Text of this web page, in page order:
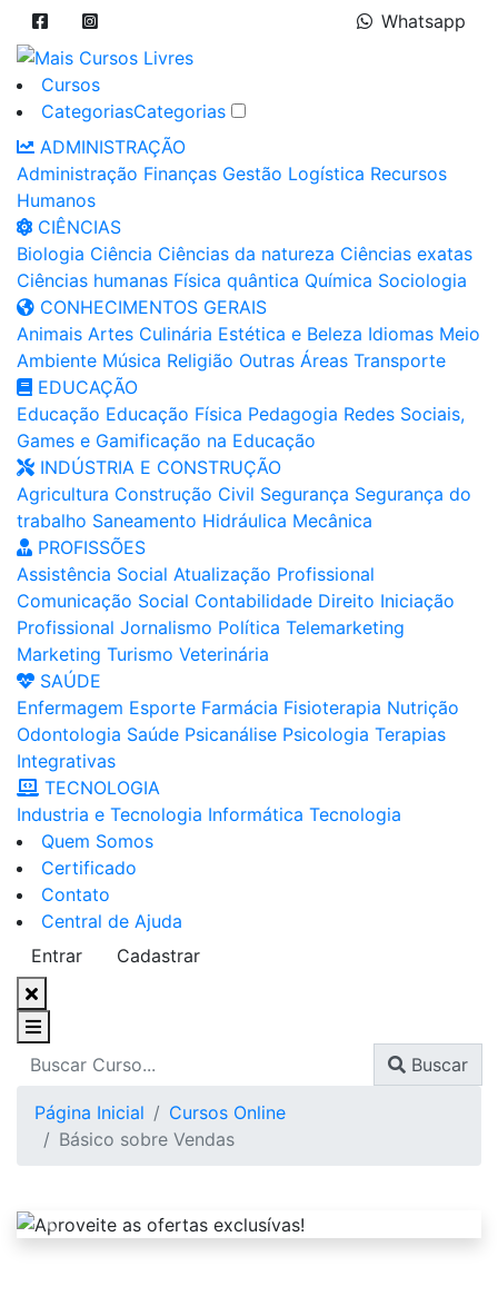
Whatsapp
Cursos
CategoriasCategorias
ADMINISTRAÇÃO
Administração Finanças Gestão Logística Recursos
Humanos
CIÊNCIAS
Biologia Ciência Ciências da natureza Ciências exatas
Ciências humanas Física quântica Química Sociologia
CONHECIMENTOS GERAIS
Animais Artes Culinária Estética e Beleza Idiomas Meio
Ambiente Música Religião Outras Áreas Transporte
EDUCAÇÃO
Educação Educação Física Pedagogia Redes Sociais,
Games e Gamificação na Educação
INDÚSTRIA E CONSTRUÇÃO
Agricultura Construção Civil Segurança Segurança do
trabalho Saneamento Hidráulica Mecânica
PROFISSÕES
Assistência Social Atualização Profissional
Comunicação Social Contabilidade Direito Iniciação
Profissional Jornalismo Política Telemarketing
Marketing Turismo Veterinária
SAÚDE
Enfermagem Esporte Farmácia Fisioterapia Nutrição
Odontologia Saúde Psicanálise Psicologia Terapias
Integrativas
TECNOLOGIA
Industria e Tecnologia Informática Tecnologia
Quem Somos
Certificado
Contato
Central de Ajuda
Entrar
Cadastrar
Buscar
Página Inicial
Cursos Online
Básico sobre Vendas